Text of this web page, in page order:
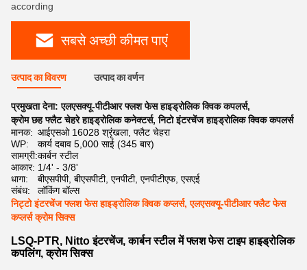
according
सबसे अच्छी कीमत पाएं
उत्पाद का विवरण उत्पाद का वर्णन
प्रमुखता देना:एलएसक्यू-पीटीआर फ्लश फेस हाइड्रोलिक क्विक कपलर्स,
क्रोम छह फ्लैट चेहरे हाइड्रोलिक कनेक्टर्स,निटो इंटरचेंज हाइड्रोलिक क्विक कपलर्स
मानक: आईएसओ 16028 श्रृंखला, फ्लैट चेहरा
WP:
कार्य दबाव 5,000 साई (345 बार)
सामग्री:कार्बन स्टील
आकार: 1/4' - 3/8'
धागा:
बीएसपीपी, बीएसपीटी, एनपीटी, एनपीटीएफ, एसएई
संबंध:
लॉकिंग बॉल्स
निट्टो इंटरचेंज फ्लश फेस हाइड्रोलिक क्विक कप्लर्स, एलएसक्यू-पीटीआर फ्लैट फेस
कप्लर्स क्रोम सिक्स
LSQ-PTR, Nitto इंटरचेंज, कार्बन स्टील में फ्लश फेस टाइप हाइड्रोलिक
कपलिंग, क्रोम सिक्स